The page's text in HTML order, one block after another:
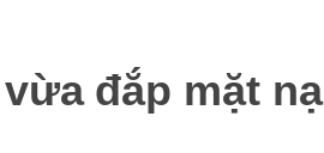
đắp mặt nạ